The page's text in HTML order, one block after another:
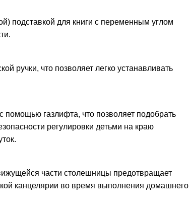
подставкой для книги с переменным углом
ручки, что позволяет легко устанавливать
помощью газлифта, что позволяет подобрать
регулировки детьми на краю
части столешницы предотвращает
канцелярии во время выполнения домашнего